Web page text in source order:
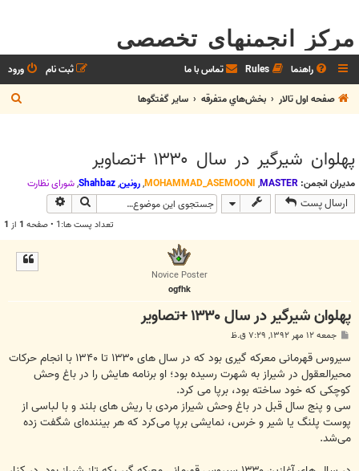
مرکز انجمنهای تخصصی
راهنما Rules تماس با ما ورود
ثبت نام
صفحه اول تالار
بخش‌‌هاي متفرقه ساير گفتگوها
س
پهلوان شیرگیر در سال ۱۳۳۰ +تصاویر
مدیران انجمن: MASTER
,
MOHAMMAD_ASEMOONI
,رونین,
Shahbaz
,شوراي نظارت
ارسال پست جستجو
تعداد پست ها:1 • صفحه 1 از 1
Novice Poster
ogfhk
پهلوان شیرگیر در سال ۱۳۳۰ +تصاویر
ت
جمعه ۱۲ مهر ۱۳۹۲, ۷:۲۹ ق.ظ
سیروس قهرمانی معرکه گیری بود که در سال های ۱۳۳۰ تا ۱۳۴۰ با انجام حرکات
محیرالعقول در شیراز به شهرت رسیده بود؛ او برنامه هایش را در باغ وحش
کوچکی که خود ساخته بود، برپا می کرد.
سی و پنج سال قبل در باغ وحش شیراز مردی با ریش های بلند و با لباسی از
پوست پلنگ یا شیر و خرس، نمایشی برپا می‌کرد که هر بیننده‌ای شگفت زده
می‌شد.